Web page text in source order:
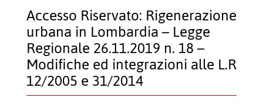
Accesso Riservato: Rigenerazione
urbana in Lombardia – Legge
Regionale 26.11.2019 n. 18 –
Modifiche ed integrazioni alle L.R
12/2005 e 31/2014